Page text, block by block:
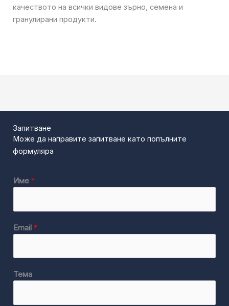
качеството на всички видове зърно, семена и
гранулирани продукти.
Запитване
Може да направите запитване като попълните
формуляра
Име *
Email *
Тема